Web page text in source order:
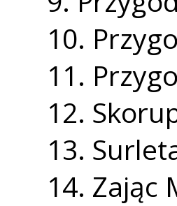
10.
11.
12.
13.
14. Zając